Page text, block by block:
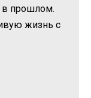
в прошлом.
жизнь с